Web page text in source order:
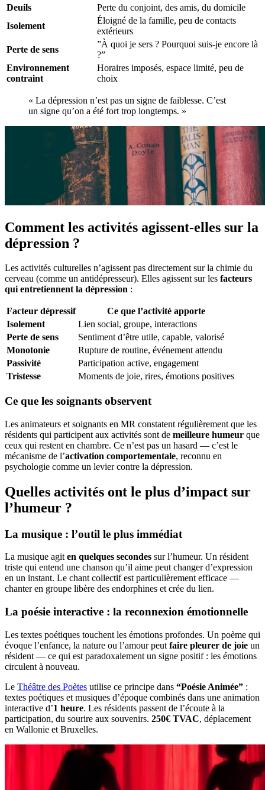
Deuils
Perte du conjoint, des amis, du domicile
Isolement
Éloigné de la famille, peu de contacts
extérieurs
Perte de sens
”À quoi je sers ? Pourquoi suis-je encore là
?”
Environnement
contraint
Horaires imposés, espace limité, peu de
choix
« La dépression n’est pas un signe de faiblesse. C’est
un signe qu’on a été fort trop longtemps. »
Comment les activités agissent-elles sur la
dépression ?
Les activités culturelles n’agissent pas directement sur la chimie du
cerveau (comme un antidépresseur). Elles agissent sur les facteurs
qui entretiennent la dépression :
Facteur dépressif
Ce que l’activité apporte
Isolement
Lien social, groupe, interactions
Perte de sens
Sentiment d’être utile, capable, valorisé
Monotonie
Rupture de routine, événement attendu
Passivité
Participation active, engagement
Tristesse
Moments de joie, rires, émotions positives
Ce que les soignants observent
Les animateurs et soignants en MR constatent régulièrement que les
résidents qui participent aux activités sont de meilleure humeur que
ceux qui restent en chambre. Ce n’est pas un hasard — c’est le
mécanisme de l’activation comportementale, reconnu en
psychologie comme un levier contre la dépression.
Quelles activités ont le plus d’impact sur
l’humeur ?
La musique : l’outil le plus immédiat
La musique agiten quelques secondes sur l’humeur. Un résident
triste qui entend une chanson qu’il aime peut changer d’expression
en un instant. Le chant collectif est particulièrement efficace —
chanter en groupe libère des endorphines et crée du lien.
La poésie interactive : la reconnexion émotionnelle
Les textes poétiques touchent les émotions profondes. Un poème qui
évoque l’enfance, la nature ou l’amour peut faire pleurer de joie un
résident — ce qui est paradoxalement un signe positif : les émotions
circulent à nouveau.
Le Théâtre des Poètes utilise ce principe dans “Poésie Animée” :
textes poétiques et musiques d’époque combinés dans une animation
interactive d’1 heure. Les résidents passent de l’écoute à la
participation, du sourire aux souvenirs. 250€ TVAC, déplacement
en Wallonie et Bruxelles.